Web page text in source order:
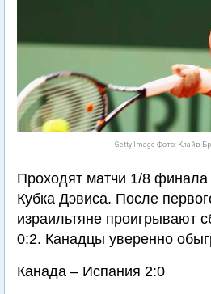
Getty Image Фото: Клайв
Проходят матчи 1/8
Кубка Дэвиса. После
израильтяне проигрывают
0:2. Канадцы уверенно
Канада – Испания 2:0